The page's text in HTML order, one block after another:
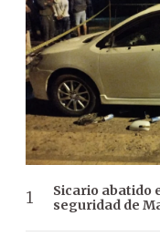
Sicario abatido
seguridad de